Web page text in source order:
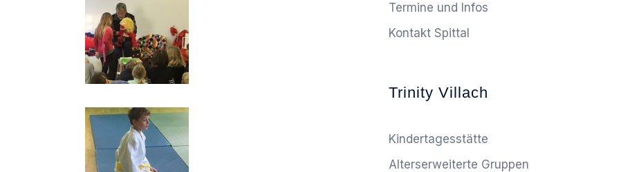
Termine und Infos
Kontakt Spittal
Trinity Villach
Kindertagesstätte
Alterserweiterte Gruppen